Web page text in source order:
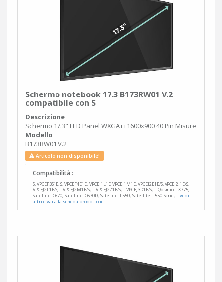
Schermo notebook 17.3 B173RW01 V.2
compatibile con S
Descrizione
Schermo 17.3" LED Panel WXGA++1600x900 40 Pin Misure
Modello
B173RW01 V.2
Articolo non disponibile!
.
Compatibilità :
S, VPCEF3S1E, S, VPCEF4E1E, VPCEJ1L1E, VPCEJ1M1E, VPCEJ2E1E/S, VPCEJ2J1E/S,
VPCEJ2L1E/S, VPCEJ2M1E/S, VPCEJ2Z1E/S, VPCEJ3D1E/S, Qosmio X775,
Satellite C670, Satellite C670D, Satellite L550, Satellite L550 Serie, ...vedi
altri e vai alla scheda prodotto